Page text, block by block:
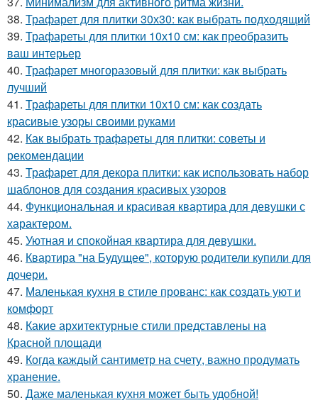
38. Трафарет для плитки 30х30: как выбрать подходящий
39. Трафареты для плитки 10х10 см: как преобразить
ваш интерьер
40. Трафарет многоразовый для плитки: как выбрать
лучший
41. Трафареты для плитки 10х10 см: как создать
красивые узоры своими руками
42. Как выбрать трафареты для плитки: советы и
рекомендации
43. Трафарет для декора плитки: как использовать набор
шаблонов для создания красивых узоров
44. Функциональная и красивая квартира для девушки с
характером.
45. Уютная и спокойная квартира для девушки.
46. Квартира "на Будущее", которую родители купили для
дочери.
47. Маленькая кухня в стиле прованс: как создать уют и
комфорт
48. Какие архитектурные стили представлены на
Красной площади
49. Когда каждый сантиметр на счету, важно продумать
хранение.
50. Даже маленькая кухня может быть удобной!